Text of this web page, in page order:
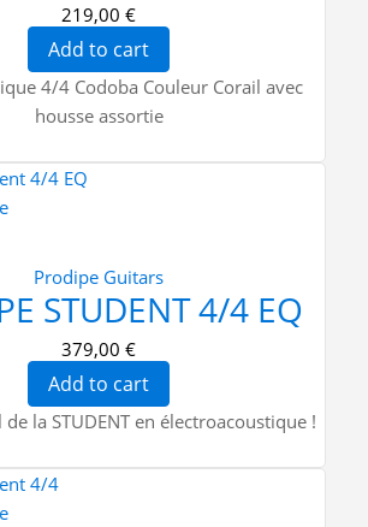
219,00 €
Add to cart
4/4 Codoba Couleur Corail avec
housse assortie
Prodipe Guitars
STUDENT 4/4 EQ
379,00 €
Add to cart
la STUDENT en électroacoustique !